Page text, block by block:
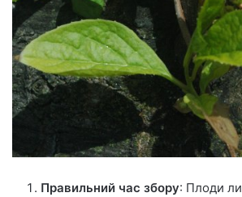
Правильний час збору: Плоди